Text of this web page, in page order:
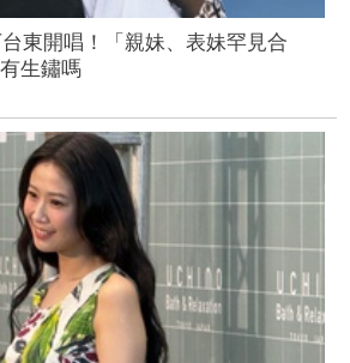
東開唱！「親妹、表妹罕見合
生鏽嗎